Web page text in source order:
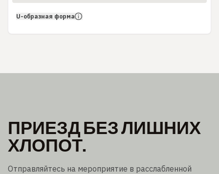
U-образная форма
ПРИЕЗД БЕЗ ЛИШНИХ
ХЛОПОТ.
Отправляйтесь на мероприятие в расслабленной